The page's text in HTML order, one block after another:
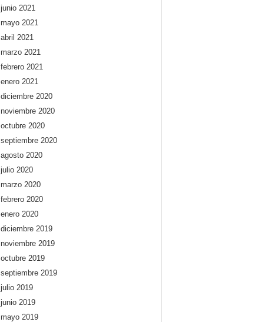
junio 2021
mayo 2021
abril 2021
marzo 2021
febrero 2021
enero 2021
diciembre 2020
noviembre 2020
octubre 2020
septiembre 2020
agosto 2020
julio 2020
marzo 2020
febrero 2020
enero 2020
diciembre 2019
noviembre 2019
octubre 2019
septiembre 2019
julio 2019
junio 2019
mayo 2019